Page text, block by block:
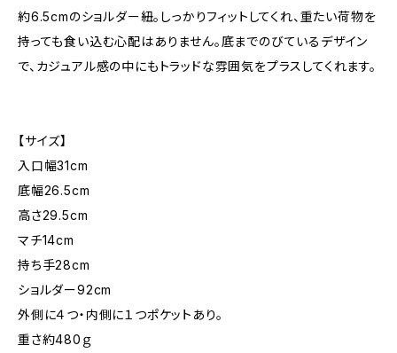
約6.5cmのショルダー紐。しっかりフィットしてくれ、重たい荷物を
持っても食い込む心配はありません。底までのびているデザイン
で、カジュアル感の中にもトラッドな雰囲気をプラスしてくれます。
【サイズ】
入口幅31cm
底幅26.5cm
高さ29.5cm
マチ14cm
持ち手28cm
ショルダー92cm
外側に４つ・内側に１つポケットあり。
重さ約480ｇ